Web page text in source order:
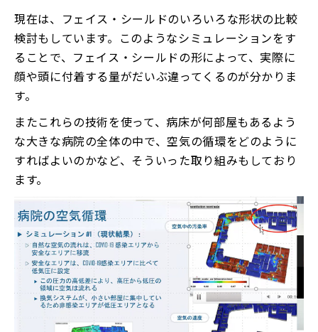
現在は、フェイス・シールドのいろいろな形状の比較
検討もしています。このようなシミュレーションをす
ることで、フェイス・シールドの形によって、実際に
顔や頭に付着する量がだいぶ違ってくるのが分かりま
す。
またこれらの技術を使って、病床が何部屋もあるよう
な大きな病院の全体の中で、空気の循環をどのように
すればよいのかなど、そういった取り組みもしており
ます。